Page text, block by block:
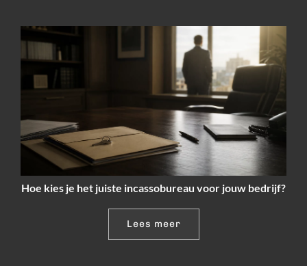
Hoe kies je het juiste incassobureau voor jouw bedrijf?
Lees meer